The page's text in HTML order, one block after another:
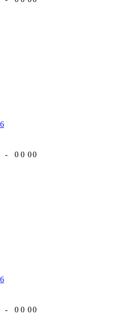
- 0 0 00
- 0 0 00